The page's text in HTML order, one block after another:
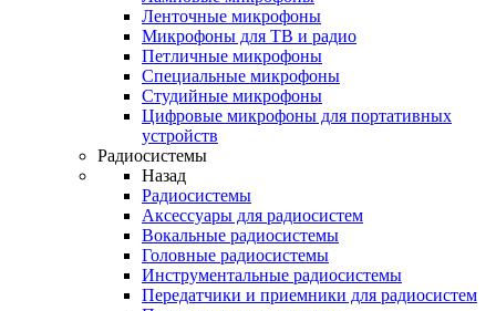
Ленточные микрофоны
Микрофоны для ТВ и радио
Петличные микрофоны
Специальные микрофоны
Студийные микрофоны
Цифровые микрофоны для портативных
устройств
Радиосистемы
Назад
Радиосистемы
Аксессуары для радиосистем
Вокальные радиосистемы
Головные радиосистемы
Инструментальные радиосистемы
Передатчики и приемники для радиосистем